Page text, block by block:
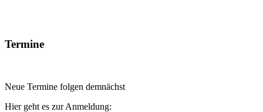
Termine
Neue Termine folgen demnächst
Hier geht es zur Anmeldung: